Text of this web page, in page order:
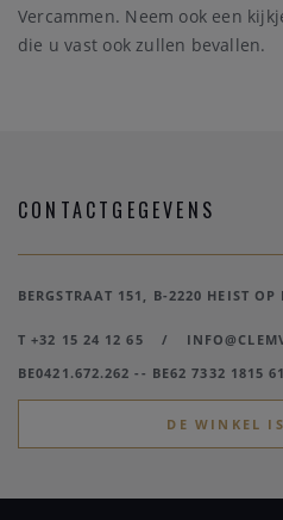
Vercammen. Neem ook een
die u vast ook zullen bevallen.
CONTACTGEGEVENS
BERGSTRAAT 151, B-2220 HEIST OP
T +32 15 24 12 65 /
BE0421.672.262 -- BE62 7332 1815
DE WINKEL